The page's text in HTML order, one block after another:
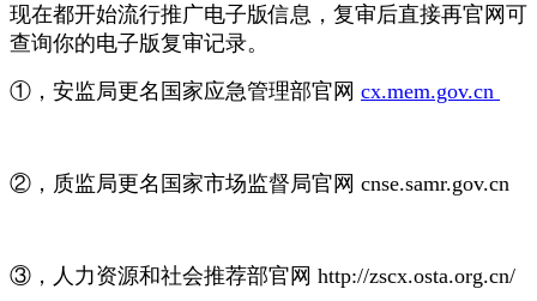
现在都开始流行推广电子版信息，复审后直接再官网可
查询你的电子版复审记录。
①，安监局更名国家应急管理部官网 cx.mem.gov.cn
②，质监局更名️国家市场监督局官网 cnse.samr.gov.cn
③，人力资源和社会推荐部官网 http://zscx.osta.org.cn/